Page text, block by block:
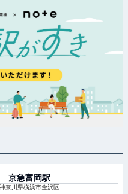
京急富岡駅
神奈川県横浜市金沢区